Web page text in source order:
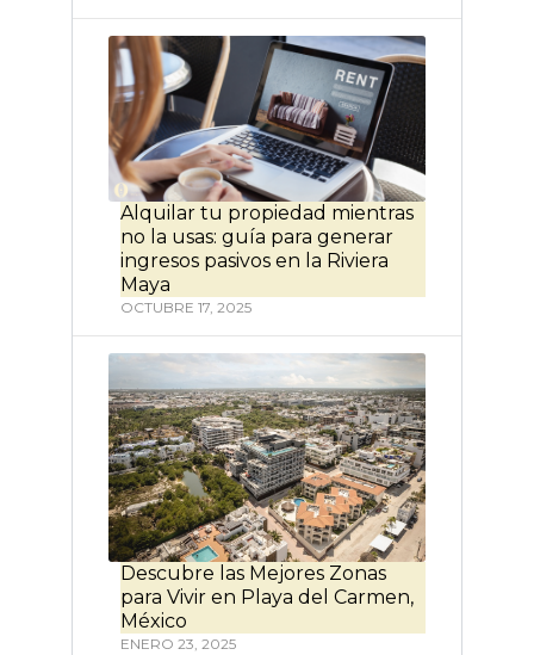
Alquilar tu propiedad mientras
no la usas: guía para generar
ingresos pasivos en la Riviera
Maya
OCTUBRE 17, 2025
Descubre las Mejores Zonas
para Vivir en Playa del Carmen,
México
ENERO 23, 2025